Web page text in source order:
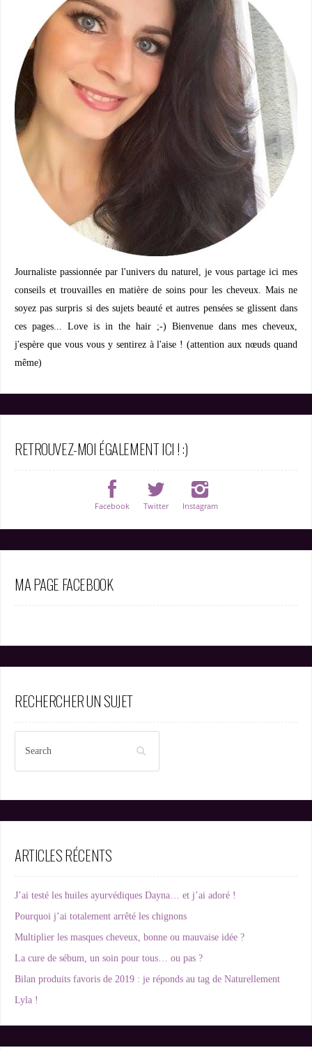
Journaliste passionnée par l'univers du naturel, je vous partage ici mes
conseils et trouvailles en matière de soins pour les cheveux. Mais ne
soyez pas surpris si des sujets beauté et autres pensées se glissent dans
ces pages... Love is in the hair ;-) Bienvenue dans mes cheveux,
j'espère que vous vous y sentirez à l'aise ! (attention aux nœuds quand
même)
RETROUVEZ-MOI ÉGALEMENT ICI ! :)
Facebook Twitter Instagram
MA PAGE FACEBOOK
RECHERCHER UN SUJET
ARTICLES RÉCENTS
J’ai testé les huiles ayurvédiques Dayna… et j’ai adoré !
Pourquoi j’ai totalement arrêté les chignons
Multiplier les masques cheveux, bonne ou mauvaise idée ?
La cure de sébum, un soin pour tous… ou pas ?
Bilan produits favoris de 2019 : je réponds au tag de Naturellement
Lyla !